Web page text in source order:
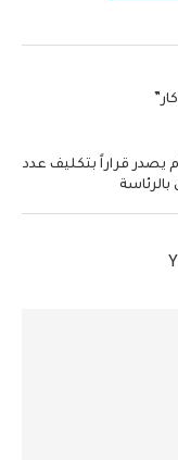
يصدر قراراً بتكليف عدد
بالرئاسة